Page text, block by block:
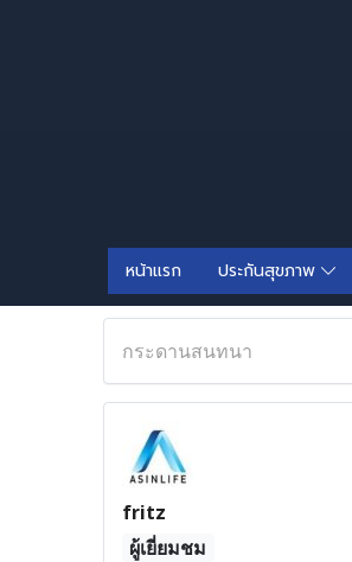
หน้าแรก ประกันสุขภาพ
กระดานสนทนา
fritz
ผู้เยี่ยมชม